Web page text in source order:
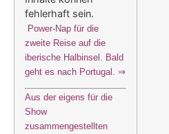
Power-Nap für die
zweite Reise auf die
iberische Halbinsel. Bald
geht es nach Portugal. ⇒
Aus der eigens für die
Show
zusammengestellten